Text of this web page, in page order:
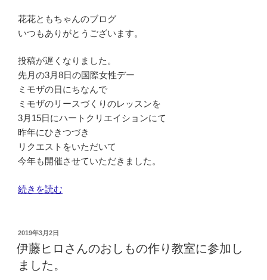
花花ともちゃんのブログ
いつもありがとうございます。
投稿が遅くなりました。
先月の3月8日の国際女性デー
ミモザの日にちなんで
ミモザのリースづくりのレッスンを
3月15日にハートクリエイションにて
昨年にひきつづき
リクエストをいただいて
今年も開催させていただきました。
“ミ
の
リ
ー
ス
続きを読む
投
稿
日:
2019年3月2日
伊藤ヒロさんのおしもの作り教室に参加し
ました。